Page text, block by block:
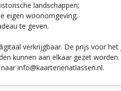
landschappen;
eigen woonomgeving;
te geven.
verkrijgbaar. De prijs voor het
kunnen aan elkaar gezet
info@kaartenenatlassen.nl.